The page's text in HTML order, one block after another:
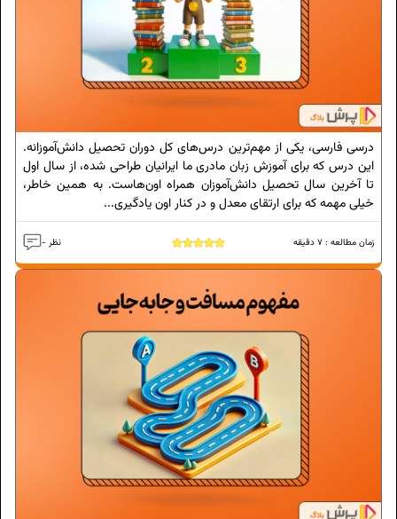
درسی فارسی، یکی از مهم‌ترین درس‌های کل دوران تحصیل دانش‌آموزانه.
این درس که برای آموزش زبان مادری ما ایرانیان طراحی شده، از سال اول
تا آخرین سال تحصیل دانش‌آموزان همراه اون‌هاست. به همین خاطر،
خیلی مهمه که برای ارتقای معدل و در کنار اون یادگیری...
- نظر زمان مطالعه : 7 دقیقه